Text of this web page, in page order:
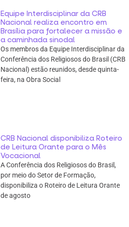
Equipe Interdisciplinar da CRB
Nacional realiza encontro em
Brasília para fortalecer a missão e
a caminhada sinodal
Os membros da Equipe Interdisciplinar da
Conferência dos Religiosos do Brasil (CRB
Nacional) estão reunidos, desde quinta-
feira, na Obra Social
CRB Nacional disponibiliza Roteiro
de Leitura Orante para o Mês
Vocacional
A Conferência dos Religiosos do Brasil,
por meio do Setor de Formação,
disponibiliza o Roteiro de Leitura Orante
de agosto